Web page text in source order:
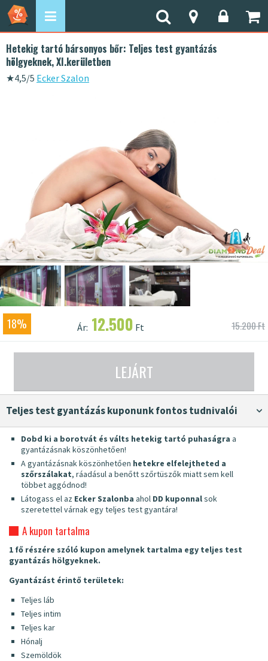
Hetekig tartó bársonyos bőr: Teljes test gyantázás
hölgyeknek, XI.kerületben
★4,5/5 Ecker Szalon
18% Ár: 12.500 Ft 15.200 Ft
LEJÁRT
Teljes test gyantázás kuponunk fontos tudnivalói
Dobd ki a borotvát és válts hetekig tartó puhaságra a
gyantázásnak köszönhetően!
A gyantázásnak köszönhetően hetekre elfelejtheted a
szőrszálakat, ráadásul a benőtt szőrtüszők miatt sem kell
többet aggódnod!
Látogass el az Ecker Szalonba ahol DD kuponnalsok
szeretettel várnak egy teljes test gyantára!
A kupon tartalma
1 fő részére szóló kupon amelynek tartalma egy teljes test
gyantázás hölgyeknek.
Gyantázást érintő területek:
Teljes láb
Teljes intim
Teljes kar
Hónalj
Szemöldök